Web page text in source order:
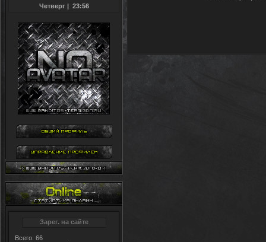
Четверг | 23:56
Зарег. на сайте
Всего: 66